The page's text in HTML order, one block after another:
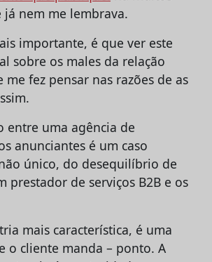
já nem me lembrava.
importante, é que ver este
sobre os males da relação
me fez pensar nas razões de as
entre uma agência de
anunciantes é um caso
único, do desequilíbrio de
prestador de serviços B2B e os
mais característica, é uma
o cliente manda – ponto. A